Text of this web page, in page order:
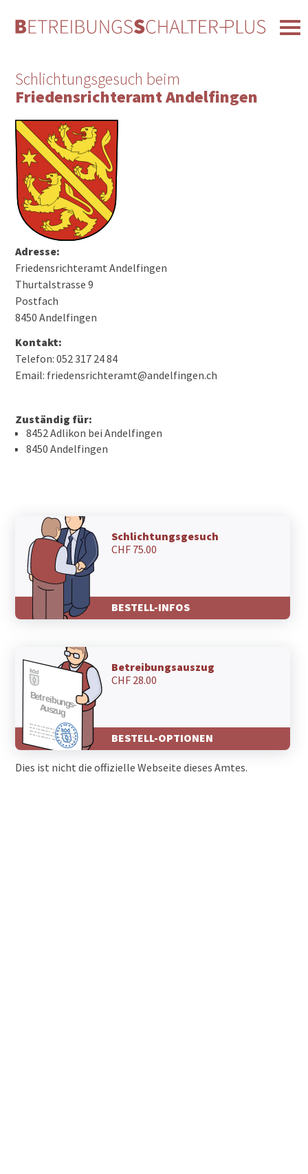
Schlichtungsgesuch beim
Friedensrichteramt Andelfingen
Adresse:
Friedensrichteramt Andelfingen
Thurtalstrasse 9
Postfach
8450 Andelfingen
Kontakt:
Telefon: 052 317 24 84
Email: friedensrichteramt@andelfingen.ch
Zuständig für:
8452 Adlikon bei Andelfingen
8450 Andelfingen
Schlichtungsgesuch
CHF 75.00
BESTELL-INFOS
Betreibungsauszug
CHF 28.00
BESTELL-OPTIONEN
Dies ist nicht die offizielle Webseite dieses Amtes.